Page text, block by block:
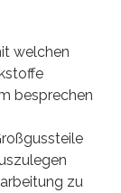
welchen
besprechen
zu